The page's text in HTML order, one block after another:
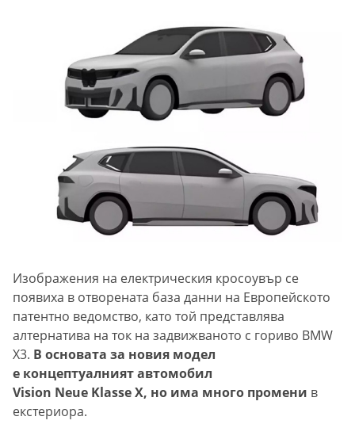
Изображения на електрическия кросоувър се
появиха в отворената база данни на Европейското
патентно ведомство, като той представлява
алтернатива на ток на задвижваното с гориво BMW
X3. В основата за новия модел
е концептуалният автомобил
Vision Neue Klasse X, но има много промени в
екстериора.